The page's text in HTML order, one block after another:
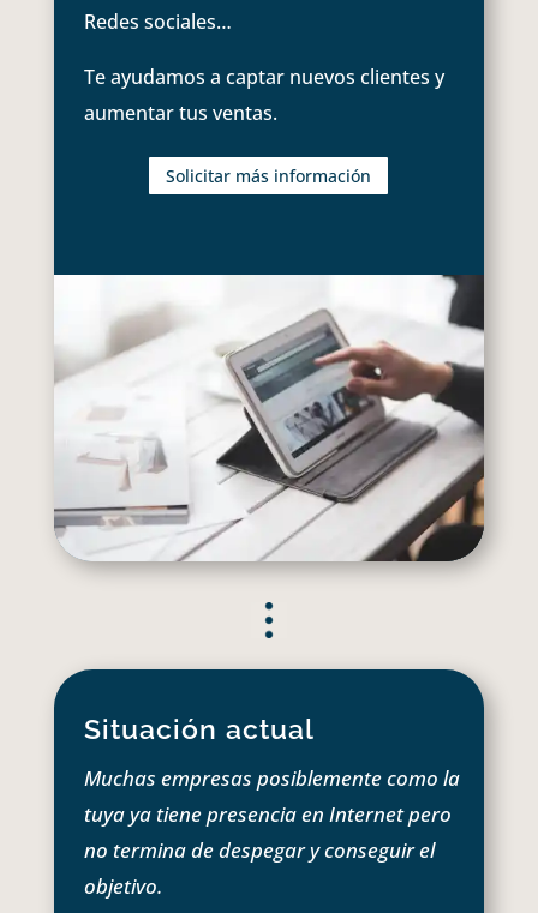
Redes sociales…
Te ayudamos a captar nuevos clientes y
aumentar tus ventas.
Solicitar más información
Situación actual
Muchas empresas posiblemente como la
tuya ya tiene presencia en Internet pero
no termina de despegar y conseguir el
objetivo.